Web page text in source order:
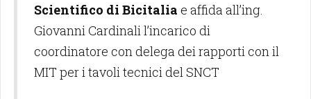
Scientifico di Bicitalia e affida all’ing.
Giovanni Cardinali l’incarico di
coordinatore con delega dei rapporti con il
MIT per i tavoli tecnici del SNCT